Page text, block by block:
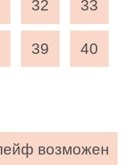
32 33
39 40
возможен